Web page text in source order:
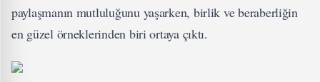
paylaşmanın mutluluğunu yaşarken, birlik ve beraberliğin
en güzel örneklerinden biri ortaya çıktı.